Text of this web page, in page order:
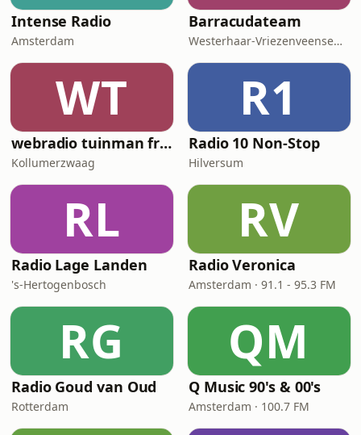
Intense Radio
Amsterdam
Barracudateam
Westerhaar-Vriezenveensewijk
WT
webradio tuinman friesland
Kollumerzwaag
R1
Radio 10 Non-Stop
Hilversum
RL
Radio Lage Landen
's-Hertogenbosch
RV
Radio Veronica
Amsterdam · 91.1 - 95.3 FM
RG
Radio Goud van Oud
Rotterdam
QM
Q Music 90's & 00's
Amsterdam · 100.7 FM